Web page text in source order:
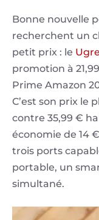
Bonne nouvelle
recherchent un
petit prix : le
promotion à
Prime Amazon
C’est son prix le
contre 35,99 €
économie de 14
trois ports
portable, un
simultané.